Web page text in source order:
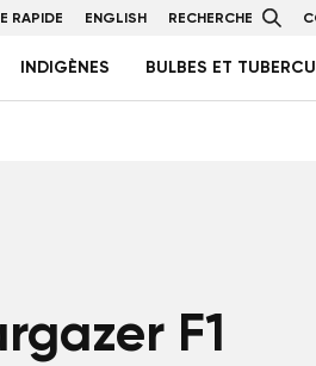
RAPIDE ENGLISH RECHERCHE
INDIGÈNES BULBES ET
F1